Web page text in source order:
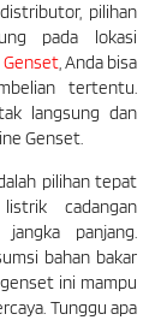
pilihan
pada lokasi
Genset, Anda bisa
tertentu.
langsung dan
Genset.
pilihan tepat
cadangan
panjang.
bahan bakar
ini mampu
Tunggu apa